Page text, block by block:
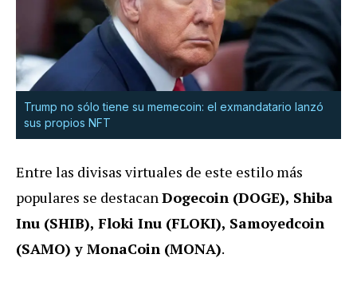
Trump no sólo tiene su memecoin: el exmandatario lanzó
sus propios NFT
Entre las divisas virtuales de este estilo más
populares se destacanDogecoin (DOGE), Shiba
Inu (SHIB), Floki Inu (FLOKI), Samoyedcoin
(SAMO) y MonaCoin (MONA).